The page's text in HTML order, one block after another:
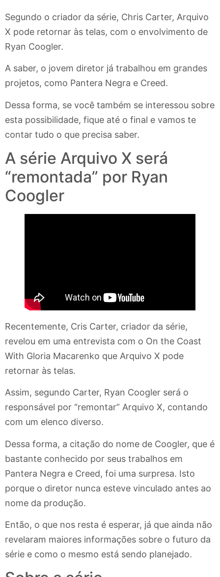
Segundo o criador da série, Chris Carter, Arquivo
X pode retornar às telas, com o envolvimento de
Ryan Coogler.
A saber, o jovem diretor já trabalhou em grandes
projetos, como Pantera Negra e Creed.
Dessa forma, se você também se interessou sobre
esta possibilidade, fique até o final e vamos te
contar tudo o que precisa saber.
A série Arquivo X será
“remontada” por Ryan
Coogler
Recentemente, Cris Carter, criador da série,
revelou em uma entrevista com o On the Coast
With Gloria Macarenko que Arquivo X pode
retornar às telas.
Assim, segundo Carter, Ryan Coogler será o
responsável por “remontar” Arquivo X, contando
com um elenco diverso.
Dessa forma, a citação do nome de Coogler, que é
bastante conhecido por seus trabalhos em
Pantera Negra e Creed, foi uma surpresa. Isto
porque o diretor nunca esteve vinculado antes ao
nome da produção.
Então, o que nos resta é esperar, já que ainda não
revelaram maiores informações sobre o futuro da
série e como o mesmo está sendo planejado.